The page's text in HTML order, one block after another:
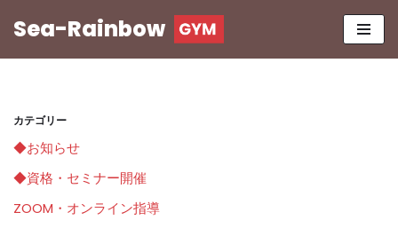
へ
ス
ッ
Sea-Rainbow
カテゴリー
◆お知らせ
◆資格・セミナー開催
ZOOM・オンライン指導